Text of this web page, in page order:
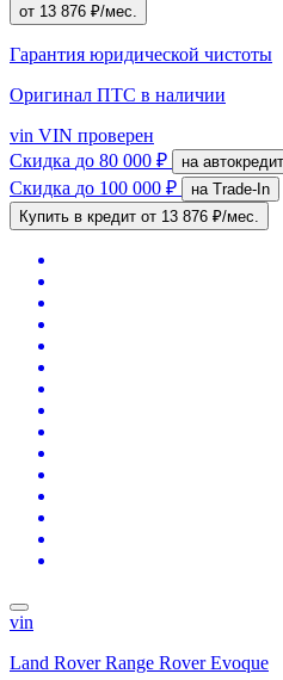
от 13 876 ₽/мес.
Гарантия юридической чистоты
Оригинал ПТС в наличии
vin VIN проверен
Скидка до 80 000 ₽ на автокредит
Скидка до 100 000 ₽
на Trade-In
Купить в кредит от 13 876 ₽/мес.
vin
Land Rover Range Rover Evoque